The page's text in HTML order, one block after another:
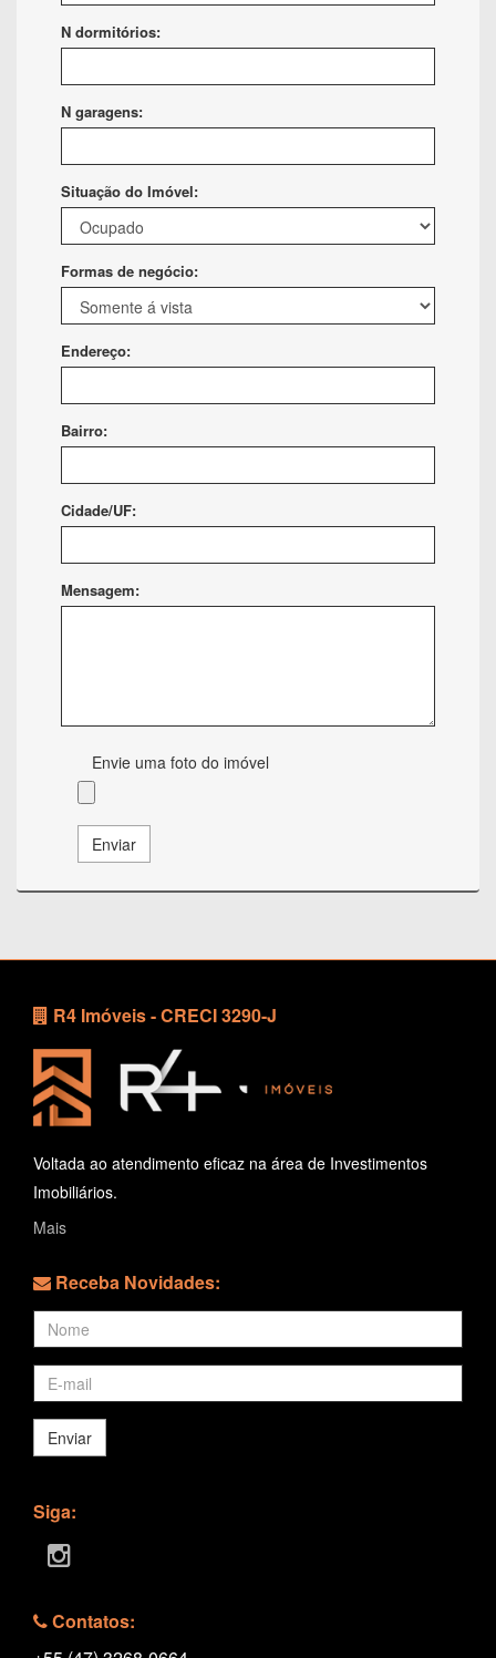
N dormitórios:
N garagens:
Situação do Imóvel:
Formas de negócio:
Endereço:
Bairro:
Cidade/UF:
Mensagem:
Envie uma foto do imóvel
Enviar
R4 Imóveis - CRECI 3290-J
Voltada ao atendimento eficaz na área de Investimentos
Imobiliários.
Mais
Receba Novidades:
Enviar
Siga:
Contatos: